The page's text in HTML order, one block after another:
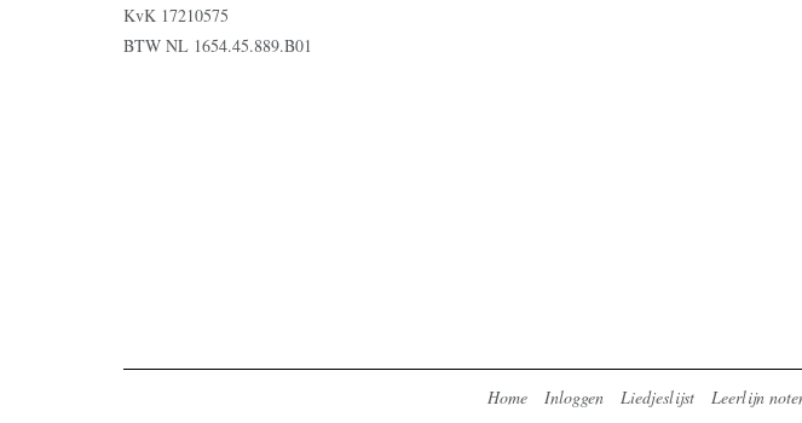
KvK 17210575
BTW NL 1654.45.889.B01
Home Inloggen Liedjeslijst Leerlijn